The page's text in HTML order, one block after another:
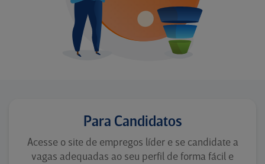
Para Candidatos
Acesse o site de empregos líder e se candidate a
vagas adequadas ao seu perfil de forma fácil e